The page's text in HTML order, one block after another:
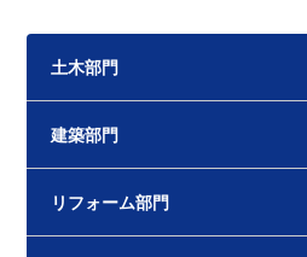
土木部門
建築部門
リフォーム部門